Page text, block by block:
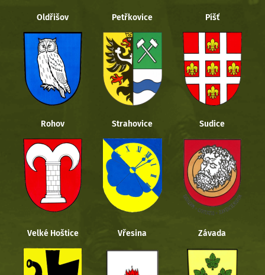
Oldřišov Petřkovice Píšť
Rohov Strahovice Sudice
Velké Hoštice Vřesina Závada